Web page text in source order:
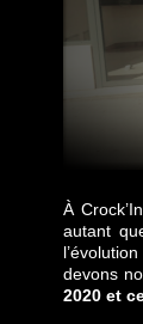
À
autant
devons
2020 et